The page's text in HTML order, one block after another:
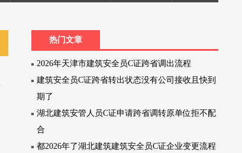
热门文章
2026年天津市建筑安全员C证跨省调出流程
建筑安全员C证跨省转出状态没有公司接收且快到
期了
湖北建筑安管人员C证申请跨省调转原单位拒不配
合
都2026年了湖北建筑建筑安全员C证企业变更流程